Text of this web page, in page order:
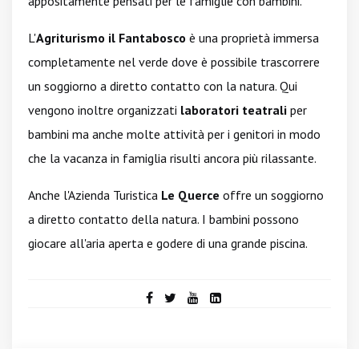
L'Agriturismo il Fantabosco è una proprietà immersa
completamente nel verde dove è possibile trascorrere
un soggiorno a diretto contatto con la natura. Qui
vengono inoltre organizzati laboratori teatrali per
bambini ma anche molte attività per i genitori in modo
che la vacanza in famiglia risulti ancora più rilassante.
Anche l'Azienda Turistica Le Querce offre un soggiorno
a diretto contatto della natura. I bambini possono
giocare all'aria aperta e godere di una grande piscina.